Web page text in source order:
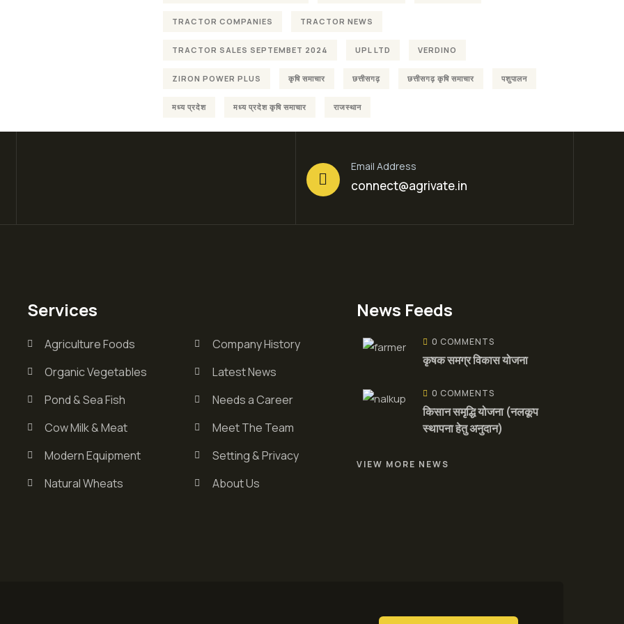
TRACTOR COMPANIES TRACTOR NEWS
TRACTOR SALES SEPTEMBET 2024 UPL LTD VERDINO
ZIRON POWER PLUS कृषि समाचार छत्तीसगढ़ छत्तीसगढ़ कृषि समाचार पशुपालन
मध्य प्रदेश मध्य प्रदेश कृषि समाचार राजस्थान
Email Address
connect@agrivate.in
Services
Agriculture Foods
Organic Vegetables
Pond & Sea Fish
Cow Milk & Meat
Modern Equipment
Natural Wheats
Company History
Latest News
Needs a Career
Meet The Team
Setting & Privacy
About Us
News Feeds
0 COMMENTS
कृषक समग्र विकास योजना
0 COMMENTS
किसान समृद्धि योजना (नलकूप
स्थापना हेतु अनुदान)
VIEW MORE NEWS